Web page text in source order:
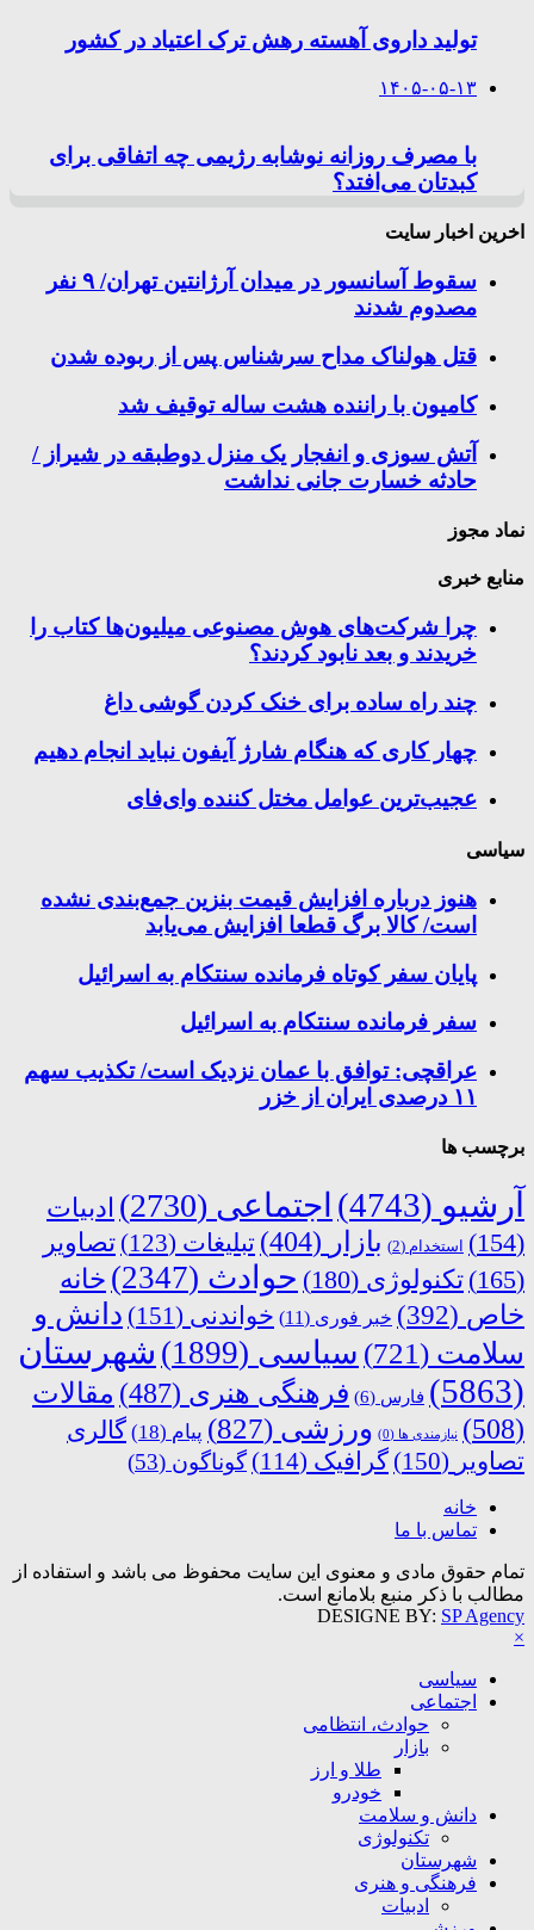
تولید داروی آهسته رهش ترک اعتیاد در کشور
۱۴۰۵-۰۵-۱۳
با مصرف روزانه نوشابه رژیمی چه اتفاقی برای
کبدتان می‌افتد؟
اخرین اخبار سایت
سقوط آسانسور در میدان آرژانتین تهران/ ۹ نفر
مصدوم شدند
قتل هولناک مداح سرشناس پس از ربوده شدن
کامیون با راننده هشت ساله توقیف شد
آتش سوزی و انفجار یک منزل دوطبقه در شیراز /
حادثه خسارت جانی نداشت
نماد مجوز
منابع خبری
چرا شرکت‌های هوش مصنوعی میلیون‌ها کتاب را
خریدند و بعد نابود کردند؟
چند راه‌ ساده برای خنک کردن گوشی داغ
چهار کاری که هنگام شارژ آیفون نباید انجام دهیم
عجیب‌ترین عوامل مختل کننده وای‌فای
سیاسی
هنوز درباره افزایش قیمت بنزین جمع‌بندی نشده
است/ کالا برگ قطعا افزایش می‌یابد
پایان سفر کوتاه فرمانده سنتکام به اسرائیل
سفر فرمانده سنتکام به اسرائیل
عراقچی: توافق با عمان نزدیک است/ تکذیب سهم
۱۱ درصدی ایران از خزر
برچسب ها
آرشیو (4743) اجتماعی (2730)
ادبیات
(154)
استخدام (2) بازار (404) تبلیغات (123)
تصاویر
(165)
تکنولوژی (180) حوادث (2347)
خانه
خاص (392) خبر فوری (11) خواندنی (151)
دانش و
سلامت (721) سیاسی (1899)
شهرستان
(5863)
فارس (6) فرهنگی هنری (487)
مقالات
(508)
نیازمندی ها (0) ورزشی (827) پیام (18)
گالری
تصاویر (150) گرافیک (114) گوناگون (53)
خانه
تماس با ما
تمام حقوق مادی و معنوی این سایت محفوظ می باشد و استفاده از
مطالب با ذکر منبع بلامانع است.
DESIGNE BY: SP Agency
×
سیاسی
اجتماعی
حوادث، انتظامی
بازار
طلا و ارز
خودرو
دانش و سلامت
تکنولوژی
شهرستان
فرهنگی و هنری
ادبیات